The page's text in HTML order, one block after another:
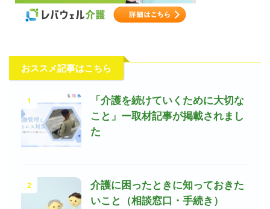
おススメ記事はこちら
1
「介護を続けていくために大切な
こと」ー取材記事が掲載されまし
た
2
介護に困ったときに知っておきた
いこと（相談窓口・手続き）